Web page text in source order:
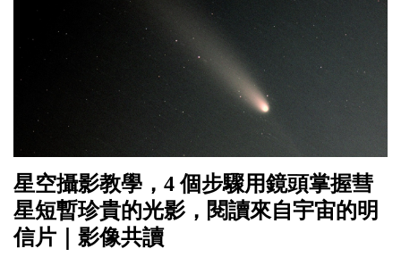
星空攝影教學，4 個步驟用鏡頭掌握彗
星短暫珍貴的光影，閱讀來自宇宙的明
信片｜影像共讀